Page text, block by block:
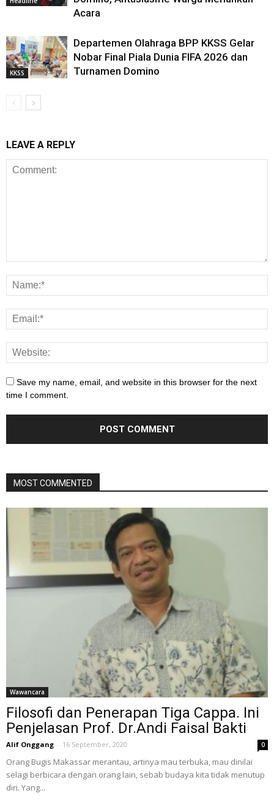
Acara
KKSS
Departemen Olahraga BPP KKSS Gelar
Nobar Final Piala Dunia FIFA 2026 dan
Turnamen Domino
LEAVE A REPLY
Save my name, email, and website in this browser for the next
time I comment.
MOST COMMENTED
Wawancara
Filosofi dan Penerapan Tiga Cappa. Ini
Penjelasan Prof. Dr.Andi Faisal Bakti
Alif Onggang - 16 September, 2020 0
Orang Bugis Makassar merantau, artinya mau terbuka, mau dinilai
selagi berbicara dengan orang lain, sebab budaya kita tidak menutup
diri. Yang...